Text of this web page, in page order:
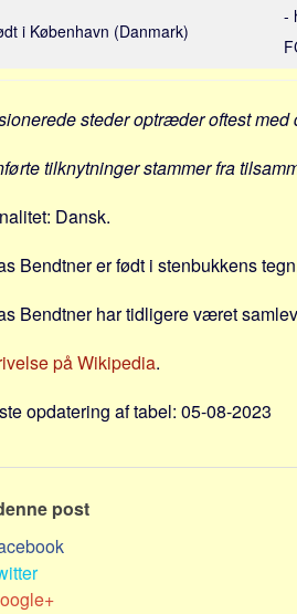
i København (Danmark)
-
steder optræder oftest med
tilknytninger stammer fra
Dansk.
Bendtner er født i stenbukkens
Bendtner har tidligere været
på Wikipedia.
opdatering af tabel: 05-08-2023
post